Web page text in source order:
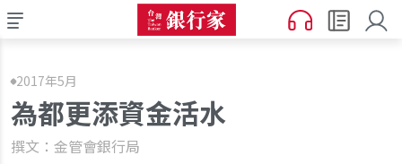
2017年5月
為都更添資金活水
撰文：金管會銀行局